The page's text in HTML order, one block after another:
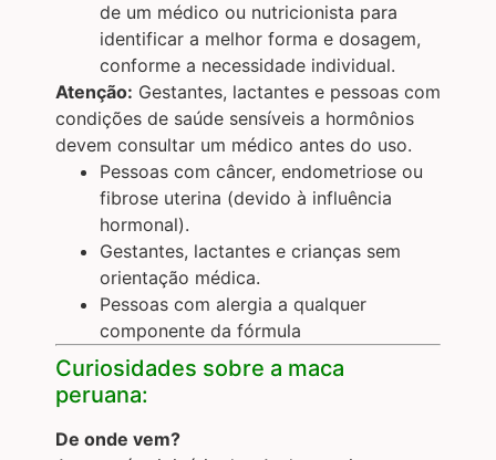
de um médico ou nutricionista para
identificar a melhor forma e dosagem,
conforme a necessidade individual.
Atenção: Gestantes, lactantes e pessoas com
condições de saúde sensíveis a hormônios
devem consultar um médico antes do uso.
Pessoas com câncer, endometriose ou
fibrose uterina (devido à influência
hormonal).
Gestantes, lactantes e crianças sem
orientação médica.
Pessoas com alergia a qualquer
componente da fórmula
Curiosidades sobre a maca
peruana:
De onde vem?